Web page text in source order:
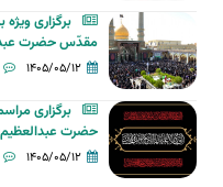
برگزاری
مقدّس حضرت
۱۴۰۵/۰۵/۱۲
برگزاری
حضرت
۱۴۰۵/۰۵/۱۲